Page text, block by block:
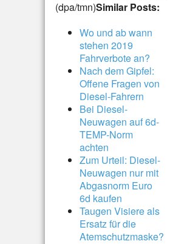
(dpa/tmn)Similar Posts:
Wo und ab wann
stehen 2019
Fahrverbote an?
Nach dem Gipfel:
Offene Fragen von
Diesel-Fahrern
Bei Diesel-
Neuwagen auf 6d-
TEMP-Norm
achten
Zum Urteil: Diesel-
Neuwagen nur mit
Abgasnorm Euro
6d kaufen
Taugen Visiere als
Ersatz für die
Atemschutzmaske?